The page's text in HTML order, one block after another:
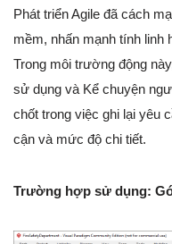
Phát triển Agile đã cách
mềm, nhấn mạnh tính linh
Trong môi trường động
sử dụng và Kể chuyện
chốt trong việc ghi lại yêu
cận và mức độ chi tiết.
Trường hợp sử dụng: